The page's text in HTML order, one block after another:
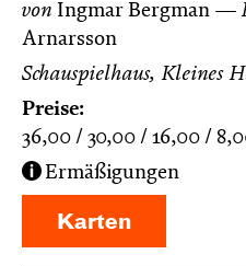
von Ingmar Bergman
Arnarsson
Schauspielhaus, Kleines
Preise:
36,00
30,00 16,00
Ermäßigungen
Karten